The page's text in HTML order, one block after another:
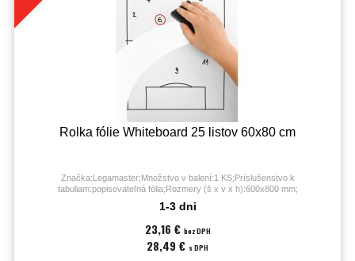
Rolka fólie Whiteboard 25 listov 60x80 cm
Značka:Legamaster;Množstvo v balení:1 KS;Príslušenstvo k
tabuliam:popisovateľná fólia;Rozmery (š x v x h):600x800 mm;
1-3 dni
23,16 € bez DPH
28,49 € s DPH